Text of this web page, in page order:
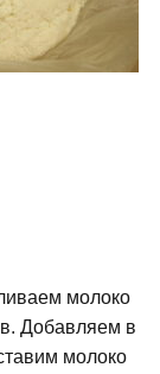
молоко
Добавляем в
молоко